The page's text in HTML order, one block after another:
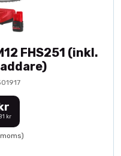
FHS251 (inkl.
kr